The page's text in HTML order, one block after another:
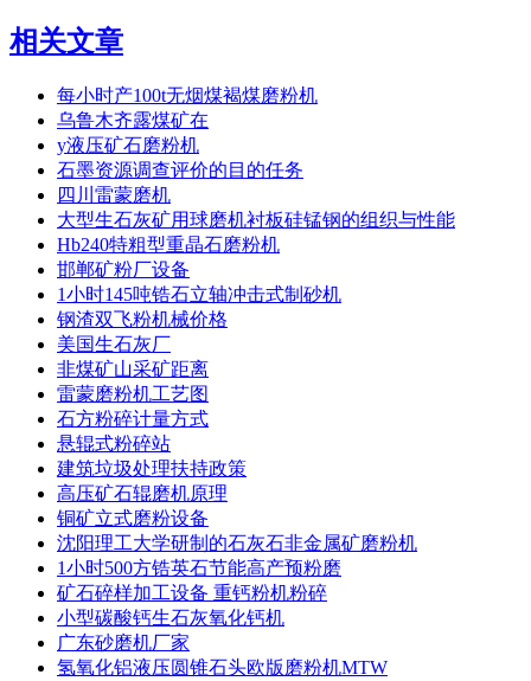
相关文章
每小时产100t无烟煤褐煤磨粉机
乌鲁木齐露煤矿在
y液压矿石磨粉机
石墨资源调查评价的目的任务
四川雷蒙磨机
大型生石灰矿用球磨机衬板硅锰钢的组织与性能
Hb240特粗型重晶石磨粉机
邯郸矿粉厂设备
1小时145吨锆石立轴冲击式制砂机
钢渣双飞粉机械价格
美国生石灰厂
非煤矿山采矿距离
雷蒙磨粉机工艺图
石方粉碎计量方式
悬辊式粉碎站
建筑垃圾处理扶持政策
高压矿石辊磨机原理
铜矿立式磨粉设备
沈阳理工大学研制的石灰石非金属矿磨粉机
1小时500方锆英石节能高产预粉磨
矿石碎样加工设备 重钙粉机粉碎
小型碳酸钙生石灰氧化钙机
广东砂磨机厂家
氢氧化铝液压圆锥石头欧版磨粉机MTW